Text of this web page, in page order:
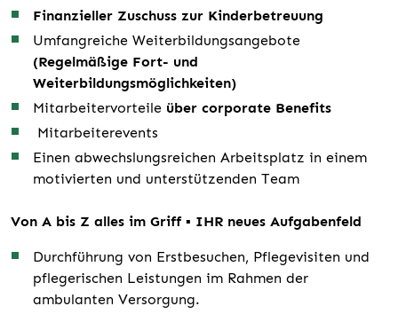
Finanzieller Zuschuss zur Kinderbetreuung
Umfangreiche Weiterbildungsangebote
(Regelmäßige Fort- und
Weiterbildungsmöglichkeiten)
Mitarbeitervorteile über corporate Benefits
Mitarbeiterevents
Einen abwechslungsreichen Arbeitsplatz in einem
motivierten und unterstützenden Team
Von A bis Z alles im Griff ▪ IHR neues Aufgabenfeld
Durchführung von Erstbesuchen, Pflegevisiten und
pflegerischen Leistungen im Rahmen der
ambulanten Versorgung.